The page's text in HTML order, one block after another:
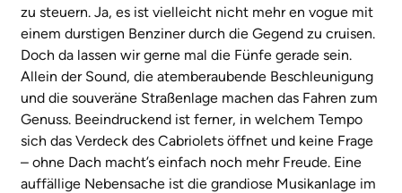
zu steuern. Ja, es ist vielleicht nicht mehr en vogue mit
einem durstigen Benziner durch die Gegend zu cruisen.
Doch da lassen wir gerne mal die Fünfe gerade sein.
Allein der Sound, die atemberaubende Beschleunigung
und die souveräne Straßenlage machen das Fahren zum
Genuss. Beeindruckend ist ferner, in welchem Tempo
sich das Verdeck des Cabriolets öffnet und keine Frage
– ohne Dach macht’s einfach noch mehr Freude. Eine
auffällige Nebensache ist die grandiose Musikanlage im